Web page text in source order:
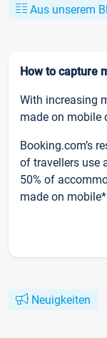
Aus unserem
How to capture
With increasing
made on mobile
Booking.com’s
of travellers use
50% of
made on
Neuigkeiten